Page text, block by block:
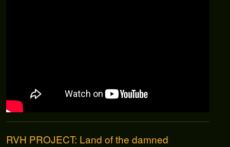
RVH PROJECT: Land of the damned